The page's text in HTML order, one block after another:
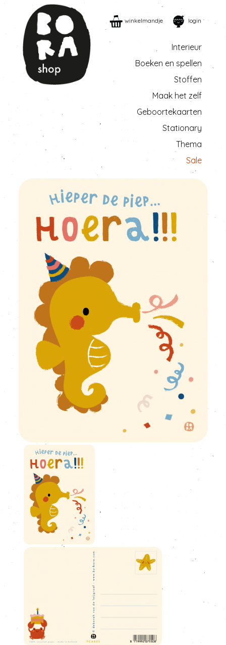
winkelmandje login
Interieur
Boeken en spellen
Stoffen
Maak het zelf
Geboortekaarten
Stationary
Thema
Sale